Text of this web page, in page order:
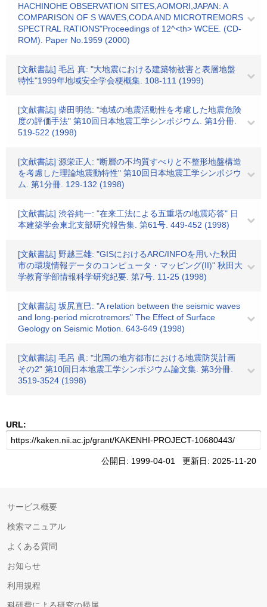
HACHINOHE OBSERVATION SITES,AOMORI,JAPAN: A
COMPARISON OF S WAVES,CODA AND MICROTREMORS
SPECTRAL RATIONS"Proceedings of 12^<th> WCEE. (CD-
ROM). Paper No.1959 (2000)
[文献書誌] 毛呂 真: "大地震における建築物被害と表層地盤
特性"1999年地域安全学会梗概集. 108-111 (1999)
[文献書誌] 柴田明徳: "地域の地震活動性を考慮した地震危険
度の評価手法" 第10回日本地震工学シンポジウム. 第1分冊.
519-522 (1998)
[文献書誌] 源栄正人: "断層の不均質すべりと不整形地盤構造
を考慮した理論地震動特性" 第10回日本地震工学シンポジウ
ム. 第1分冊. 129-132 (1998)
[文献書誌] 渋谷純一: "在来工法による五重塔の地震応答" 日
本建築学会東北支部研究報告集. 第61号. 449-452 (1998)
[文献書誌] 野越三雄: "GISにおけるARC/INFOを用いた秋田
市の環境情報データのコンピュータ・マッピング(II)" 秋田大
学教育学部情報科学研究紀要. 第7号. 11-25 (1998)
[文献書誌] 坂尻直巳: "A relation between the seismic waves
and long-period microtremors" The Effect of Surface
Geology on Seismic Motion. 643-649 (1998)
[文献書誌] 毛呂 眞: "北国の地方都市における地震防災計画
その2" 第10回日本地震工学シンポジウム論文集. 第3分冊.
3519-3524 (1998)
URL:
公開日: 1999-04-01 更新日: 2025-11-20
サービス概要
検索マニュアル
よくある質問
お知らせ
利用規程